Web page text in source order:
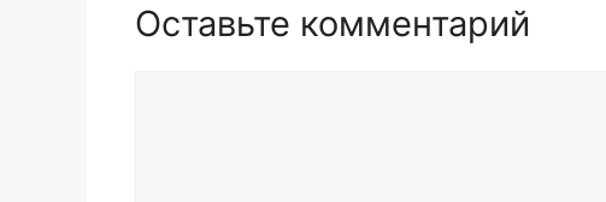
Оставьте комментарий